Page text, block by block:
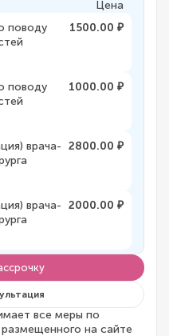
Цена
поводу
1500.00 ₽
поводу
1000.00 ₽
врача- 2800.00 ₽
врача- 2000.00 ₽
все меры по
на сайте